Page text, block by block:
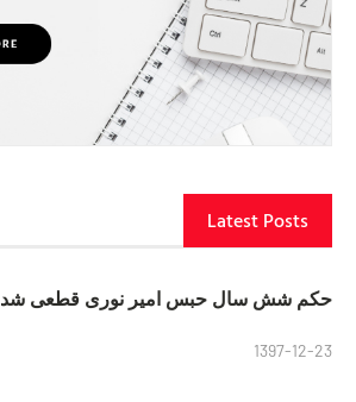
Latest Posts
حکم شش سال حبس امیر نوری قطعی شد
1397-12-23